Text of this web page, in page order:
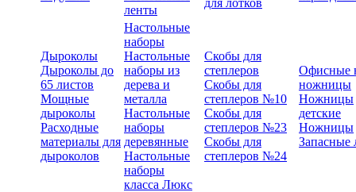
ленты
для лотков
Дыроколы
Дыроколы до
65 листов
Мощные
дыроколы
Расходные
материалы для
дыроколов
Настольные
наборы
Настольные
наборы из
дерева и
металла
Настольные
наборы
деревянные
Настольные
наборы
класса Люкс
Скобы для
степлеров
Скобы для
степлеров №10
Скобы для
степлеров №23
Скобы для
степлеров №24
Офисные
ножницы
Ножницы
детские
Ножницы
Запасные